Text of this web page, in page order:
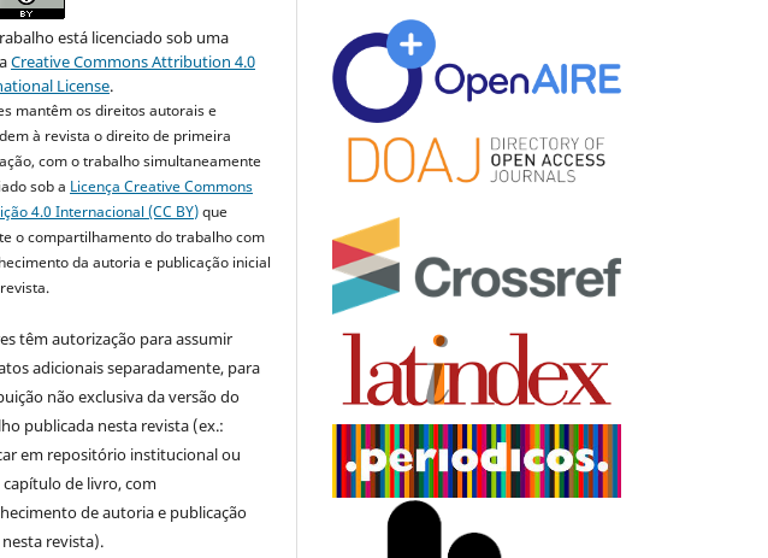
está licenciado sob uma
Creative Commons Attribution 4.0
License.
mantêm os direitos autorais e
à revista o direito de primeira
com o trabalho simultaneamente
sob a Licença Creative Commons
4.0 Internacional (CC BY)que
o compartilhamento do trabalho com
da autoria e publicação inicial
têm autorização para assumir
adicionais separadamente, para
não exclusiva da versão do
publicada nesta revista (ex.:
em repositório institucional ou
de livro, com
de autoria e publicação
revista).